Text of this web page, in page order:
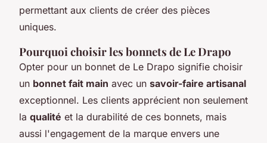
permettant aux clients de créer des pièces
uniques.
Pourquoi choisir les bonnets de Le Drapo
Opter pour un bonnet de Le Drapo signifie choisir
un bonnet fait main avec un savoir-faire artisanal
exceptionnel. Les clients apprécient non seulement
la qualité et la durabilité de ces bonnets, mais
aussi l'engagement de la marque envers une